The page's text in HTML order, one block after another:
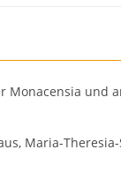
Monacensia und
Maria-Theresia-